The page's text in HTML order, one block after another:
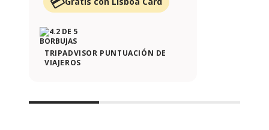
TRIPADVISOR PUNTUACIÓN DE
VIAJEROS